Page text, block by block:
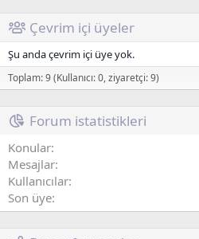
Çevrim içi üyeler
Şu anda çevrim içi üye yok.
Toplam: 9 (Kullanıcı: 0, ziyaretçi: 9)
Forum istatistikleri
Konular
Mesajlar
Kullanıcılar
Son üye